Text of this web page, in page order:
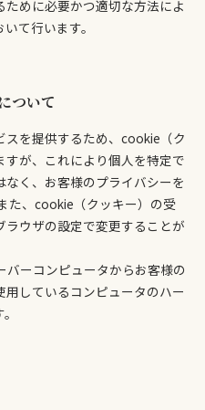
めに必要かつ適切な方法によ
て行います。
ついて
を提供するため、cookie（ク
が、これにより個人を特定で
く、お客様のプライバシーを
た、cookie（クッキー）の受
ウザの設定で変更することが
ーコンピュータからお客様の
しているコンピュータのハー